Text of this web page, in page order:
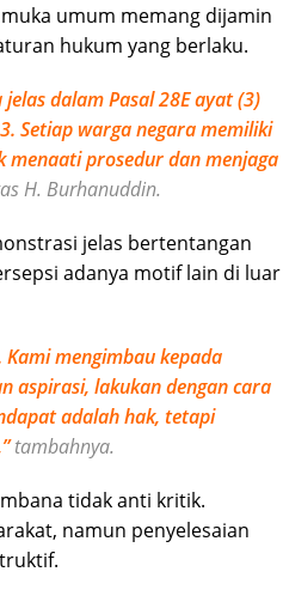
umum memang dijamin
hukum yang berlaku.
dalam Pasal 28E ayat (3)
Setiap warga negara memiliki
prosedur dan menjaga
H. Burhanuddin.
jelas bertentangan
adanya motif lain di luar
mengimbau kepada
aspirasi, lakukan dengan cara
adalah hak, tetapi
tambahnya.
tidak anti kritik.
namun penyelesaian